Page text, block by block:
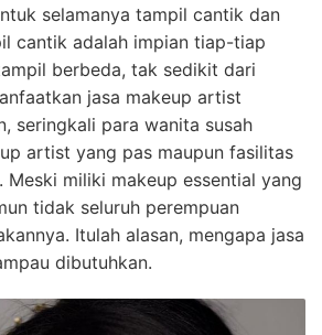
selamanya tampil cantik dan
cantik adalah impian tiap-tiap
berbeda, tak sedikit dari
jasa makeup artist
seringkali para wanita susah
artist yang pas maupun fasilitas
Meski miliki makeup essential yang
tidak seluruh perempuan
Itulah alasan, mengapa jasa
dibutuhkan.